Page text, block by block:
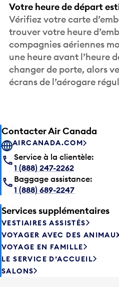
Votre heure de départ
Vérifiez votre carte
trouver votre heure
compagnies aériennes
une heure avant l’heure
changer de porte, alors
écrans de l’aérogare
Contacter Air Canada
AIRCANADA.COM
Service à la clientèle:
1 (888) 247-2262
Baggage assistance:
1 (888) 689-2247
Services supplémentaires
VESTIAIRES ASSISTÉS
VOYAGER AVEC DES
VOYAGE EN FAMILLE
LE SERVICE D’ACCUEIL
SALONS